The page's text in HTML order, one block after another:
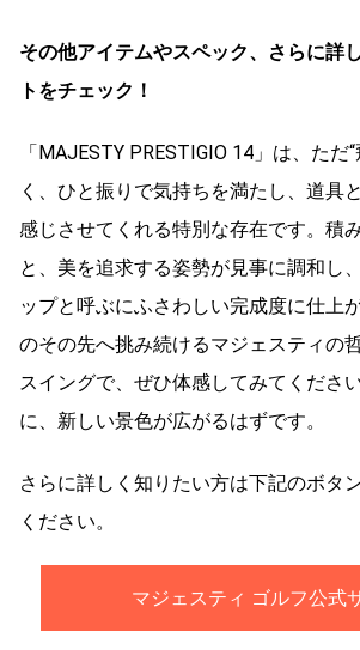
その他アイテムやスペック、さらに詳
トをチェック！
「MAJESTY PRESTIGIO 14」は、ただ
く、ひと振りで気持ちを満たし、道具
感じさせてくれる特別な存在です。積
と、美を追求する姿勢が見事に調和し
ップと呼ぶにふさわしい完成度に仕上
のその先へ挑み続けるマジェスティの
スイングで、ぜひ体感してみてくださ
に、新しい景色が広がるはずです。
さらに詳しく知りたい方は下記のボタ
ください。
マジェスティ ゴルフ公式